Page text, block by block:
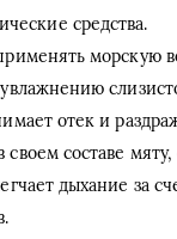
средства.
морскую
увлажнению
отек и
составе мяту,
дыхание за